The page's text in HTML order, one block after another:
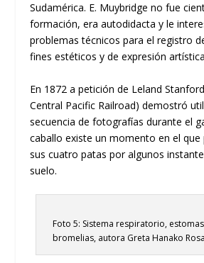
Sudamérica. E. Muybridge no fue
formación, era autodidacta y le
problemas técnicos para el registro
fines estéticos y de expresión
En 1872 a petición de Leland
Central Pacific Railroad) demostró
secuencia de fotografías durante el
caballo existe un momento en el
sus cuatro patas por algunos
suelo.
Foto 5: Sistema respiratorio,
bromelias, autora Greta Hanako